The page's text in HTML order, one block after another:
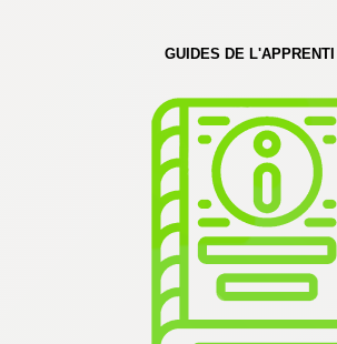
GUIDES DE L'APPRENTI